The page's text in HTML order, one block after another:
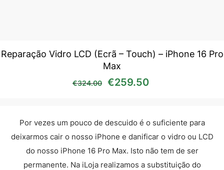
Reparação Vidro LCD (Ecrã – Touch) – iPhone 16 Pro
Max
€324.00 O preço original era:
€259.50
Por vezes um pouco de descuido é o suficiente para
deixarmos cair o nosso iPhone e danificar o vidro ou LCD
do nosso iPhone 16 Pro Max. Isto não tem de ser
permanente. Na iLoja realizamos a substituição do